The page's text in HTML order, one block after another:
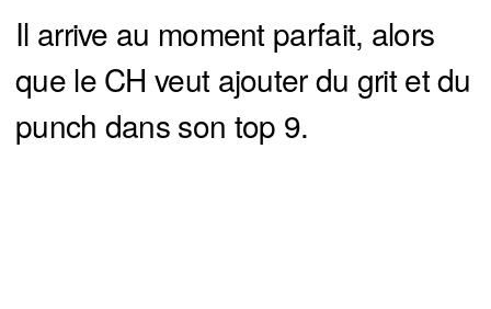
Il arrive au moment parfait, alors
que le CH veut ajouter du grit et du
punch dans son top 9.